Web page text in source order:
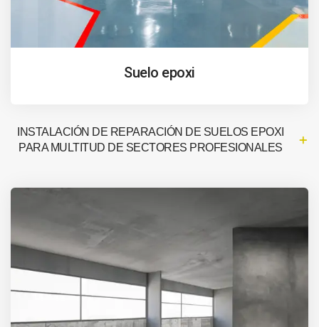
Suelo epoxi
INSTALACIÓN DE REPARACIÓN DE SUELOS EPOXI
PARA MULTITUD DE SECTORES PROFESIONALES